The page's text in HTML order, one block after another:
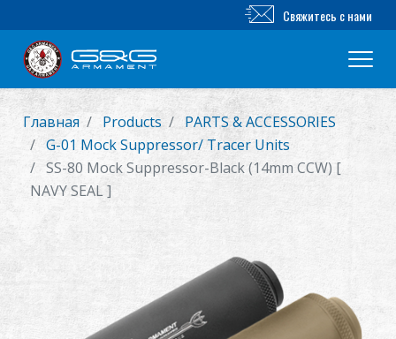
Новый продукт
Airsoft винтовка
Свяжитесь с нами
Главная Products
PARTS & ACCESSORIES
G-01 Mock Suppressor/ Tracer Units
SS-80 Mock Suppressor-Black (14mm CCW) [
NAVY SEAL ]